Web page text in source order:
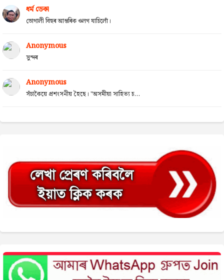
ধৰ্ম ডেকা
ভোগালী বিহুৰ আন্তৰিক ওলগ যাচিলোঁ।
Anonymous
সুন্দৰ
Anonymous
সঁচাকৈয়ে প্ৰশংসনীয় হৈছে। "অসমীয়া সাহিত্য চ...